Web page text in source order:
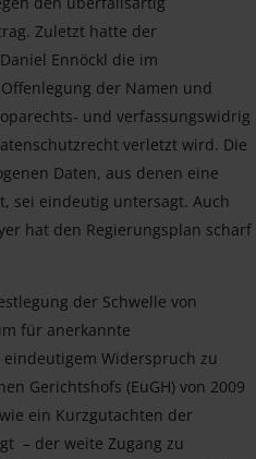
Zuletzt hatte der
Ennöckl die im
der Namen und
und verfassungswidrig
verletzt wird. Die
Daten, aus denen eine
sei eindeutig untersagt. Auch
hat den Regierungsplan scharf
der Schwelle von
für anerkannte
Widerspruch zu
Gerichtshofs (EuGH) von 2009
ein Kurzgutachten der
– der weite Zugang zu